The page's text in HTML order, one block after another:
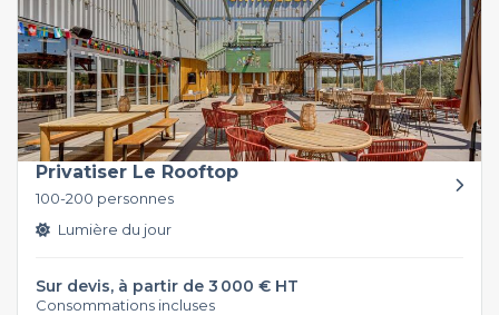
Privatiser Le Rooftop
100-200 personnes
Lumière du jour
Sur devis, à partir de 3 000 € HT
Consommations incluses